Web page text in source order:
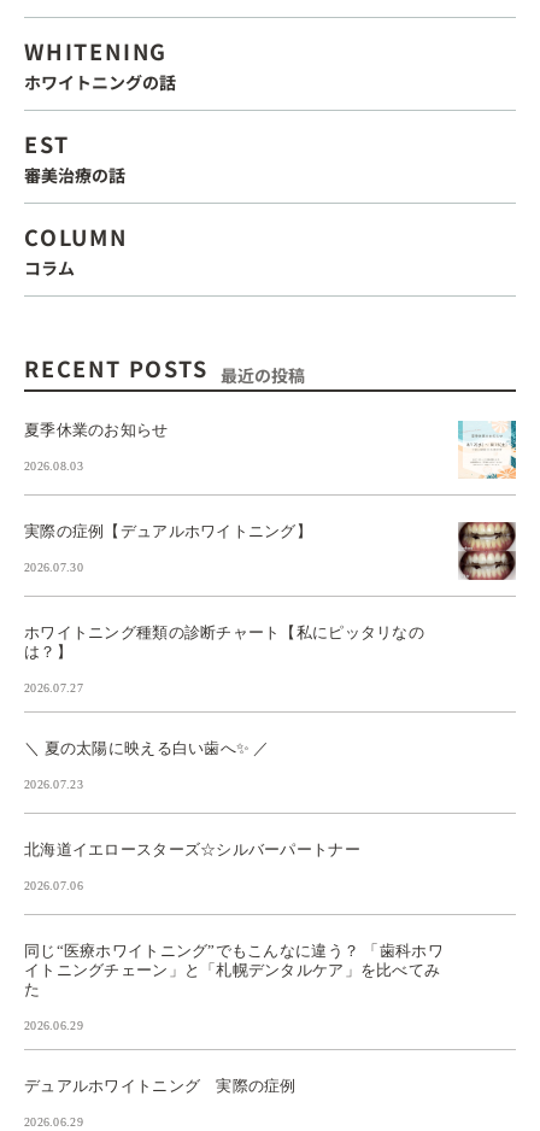
WHITENING
ホワイトニングの話
EST
審美治療の話
COLUMN
コラム
RECENT POSTS 最近の投稿
夏季休業のお知らせ
2026.08.03
実際の症例【デュアルホワイトニング】
2026.07.30
ホワイトニング種類の診断チャート【私にピッタリなの
は？】
2026.07.27
＼ 夏の太陽に映える白い歯へ✨ ／
2026.07.23
北海道イエロースターズ☆シルバーパートナー
2026.07.06
同じ“医療ホワイトニング”でもこんなに違う？ 「歯科ホワ
イトニングチェーン」と「札幌デンタルケア」を比べてみ
た
2026.06.29
デュアルホワイトニング 実際の症例
2026.06.29